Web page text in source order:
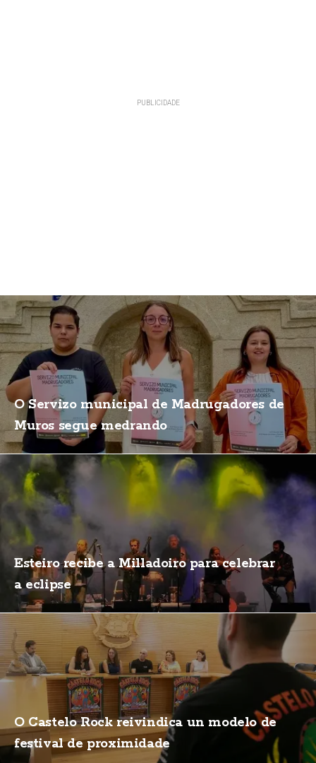
O Servizo municipal de Madrugadores de
Muros segue medrando
Esteiro recibe a Milladoiro para celebrar
a eclipse
O Castelo Rock reivindica un modelo de
festival de proximidade